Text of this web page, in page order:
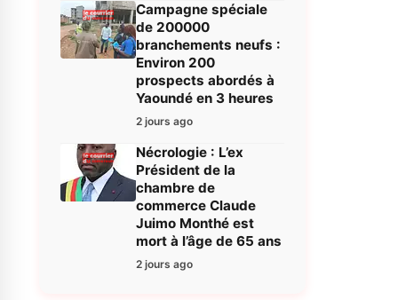
Campagne spéciale
de 200000
branchements neufs :
Environ 200
prospects abordés à
Yaoundé en 3 heures
2 jours ago
Nécrologie : L’ex
Président de la
chambre de
commerce Claude
Juimo Monthé est
mort à l’âge de 65 ans
2 jours ago